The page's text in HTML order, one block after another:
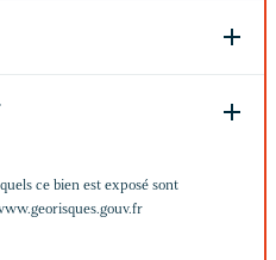
ce bien est exposé sont